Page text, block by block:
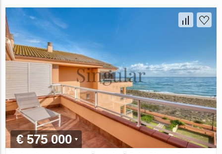
€ 575 000